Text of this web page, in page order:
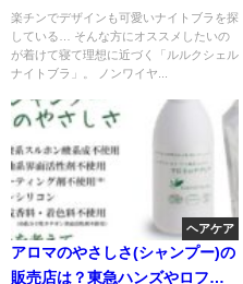
ち？
楽チンでデザインも可愛いナイトブラを探
している… そんな方にオススメしたいの
が着けて寝て理想に近づく「ルルクシェル
ナイトブラ」。 ノンワイヤ...
ヘアケア
アロマのやさしさ(シャンプー)の
販売店は？東急ハンズやロフト